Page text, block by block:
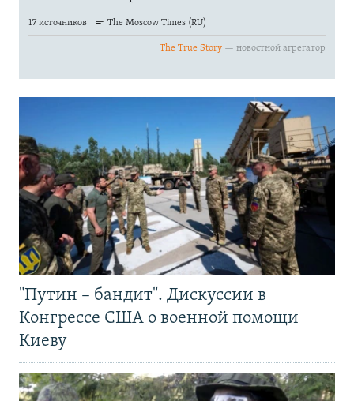
"Путин – бандит". Дискуссии в
Конгрессе США о военной помощи
Киеву